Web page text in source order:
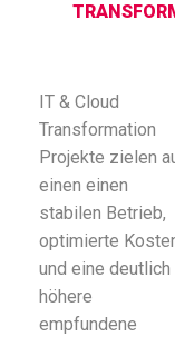
IT & Cloud
Transformation
Projekte zielen
einen einen
stabilen Betrieb,
optimierte
und eine deutlich
höhere
empfundene